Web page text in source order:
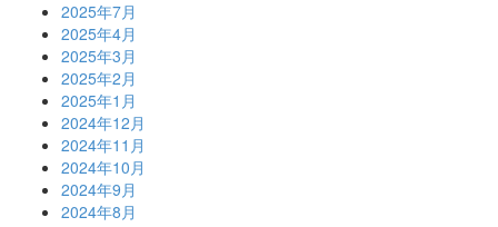
2025年7月
2025年4月
2025年3月
2025年2月
2025年1月
2024年12月
2024年11月
2024年10月
2024年9月
2024年8月